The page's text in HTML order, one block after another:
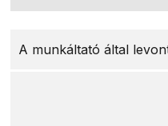
A munkáltató által